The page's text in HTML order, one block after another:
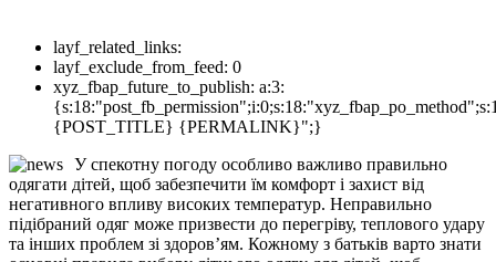
layf_related_links:
layf_exclude_from_feed: 0
xyz_fbap_future_to_publish: a:3:
{POST_TITLE} {PERMALINK}";}
У спекотну погоду особливо важливо правильно
одягати дітей, щоб забезпечити їм комфорт і захист від
негативного впливу високих температур. Неправильно
підібраний одяг може призвести до перегріву, теплового удару
та інших проблем зі здоров’ям. Кожному з батьків варто знати